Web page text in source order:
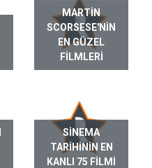
MARTIN
SCORSESE'NIN
EN GÜZEL
FILMLERI
SINEMA
TARIHININ EN
KANLI 75 FILMI